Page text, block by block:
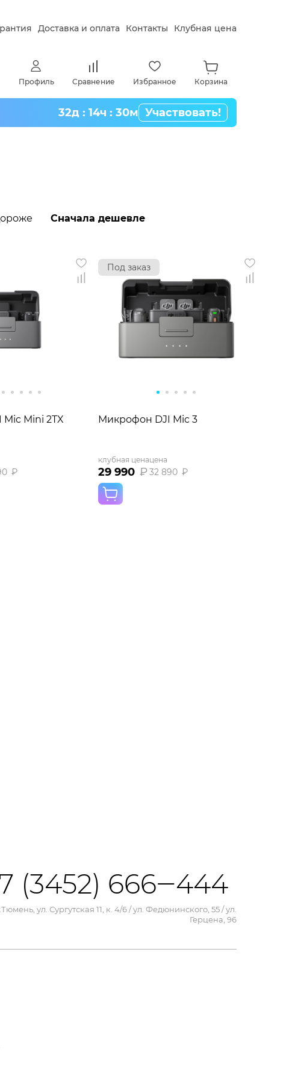
Доставка и оплата Контакты Клубная цена
Профиль Сравнение Избранное Корзина
32д : 14ч : 30м Участвовать!
Сначала дешевле
Mini 2TX
₽
Под заказ
Микрофон DJI Mic 3
клубная цена
29 990 ₽
цена
32 890 ₽
(3452) 666‒444
ул. Сургутская 11, к. 4/6 / ул. Федюнинского, 55 / ул.
Герцена, 96